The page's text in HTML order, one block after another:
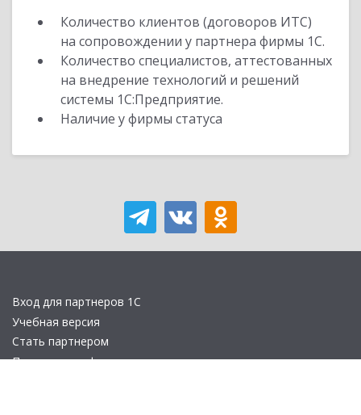
Количество клиентов (договоров ИТС)
на сопровождении у партнера фирмы 1С.
Количество специалистов, аттестованных
на внедрение технологий и решений
системы 1С:Предприятие.
Наличие у фирмы статуса
Вход для партнеров 1С
Учебная версия
Стать партнером
Политика конфиденциальности